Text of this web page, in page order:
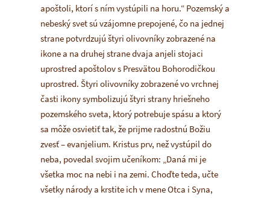
apoštoli, ktorí s ním vystúpili na horu.“ Pozemský a
nebeský svet sú vzájomne prepojené, čo na jednej
strane potvrdzujú štyri olivovníky zobrazené na
ikone a na druhej strane dvaja anjeli stojaci
uprostred apoštolov s Presvätou Bohorodičkou
uprostred. Štyri olivovníky zobrazené vo vrchnej
časti ikony symbolizujú štyri strany hriešneho
pozemského sveta, ktorý potrebuje spásu a ktorý
sa môže osvietiť tak, že prijme radostnú Božiu
zvesť – evanjelium. Kristus prv, než vystúpil do
neba, povedal svojim učeníkom: „Daná mi je
všetka moc na nebi i na zemi. Choďte teda, učte
všetky národy a krstite ich v mene Otca i Syna,